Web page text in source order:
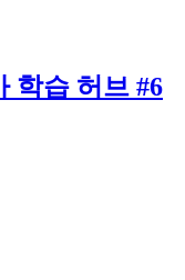
학습 허브 #6